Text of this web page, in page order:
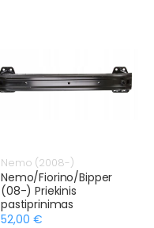
Nemo (2008-)
Nemo/Fiorino/Bipper
(08-) Priekinis
pastiprinimas
52,00 €